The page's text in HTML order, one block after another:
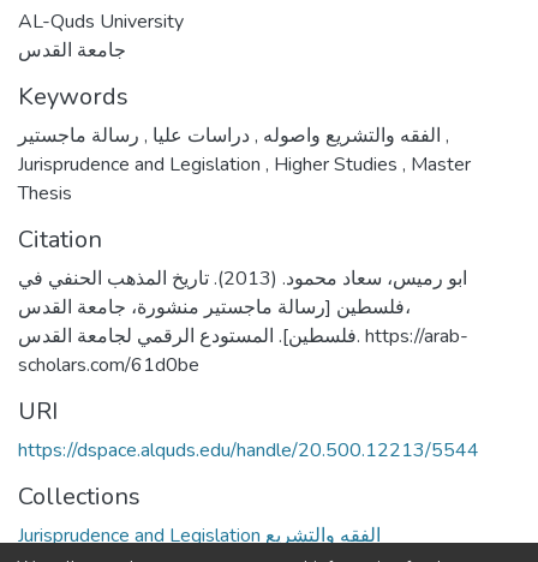
AL-Quds University
جامعة القدس
Keywords
الفقه والتشريع واصوله ,دراسات عليا ,
,
Jurisprudence and Legislation , Higher Studies , Master
Thesis
Citation
ابو رميس، سعاد محمود. (2013). تاريخ المذهب الحنفي في
فلسطين [رسالة ماجستير منشورة، جامعة القدس،
فلسطين]. المستودع الرقمي لجامعة القدس. https://arab-
scholars.com/61d0be
URI
https://dspace.alquds.edu/handle/20.500.12213/5544
Collections
Jurisprudence and Legislation الفقه والتشريع